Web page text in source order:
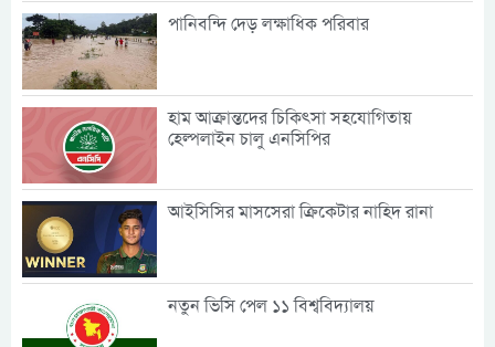
পানিবন্দি দেড় লক্ষাধিক পরিবার
হাম আক্রান্তদের চিকিৎসা সহযোগিতায়
হেল্পলাইন চালু এনসিপির
আইসিসির মাসসেরা ক্রিকেটার নাহিদ রানা
নতুন ভিসি পেল ১১ বিশ্ববিদ্যালয়